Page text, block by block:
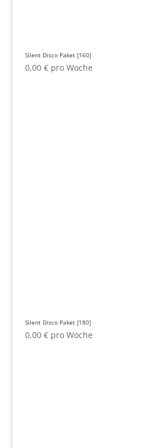
Silent Disco Paket [160]
0,00 €pro Woche
Silent Disco Paket [180]
0,00 €pro Woche